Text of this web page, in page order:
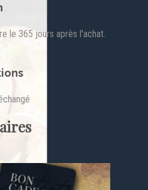
le 365 jours après l'achat.